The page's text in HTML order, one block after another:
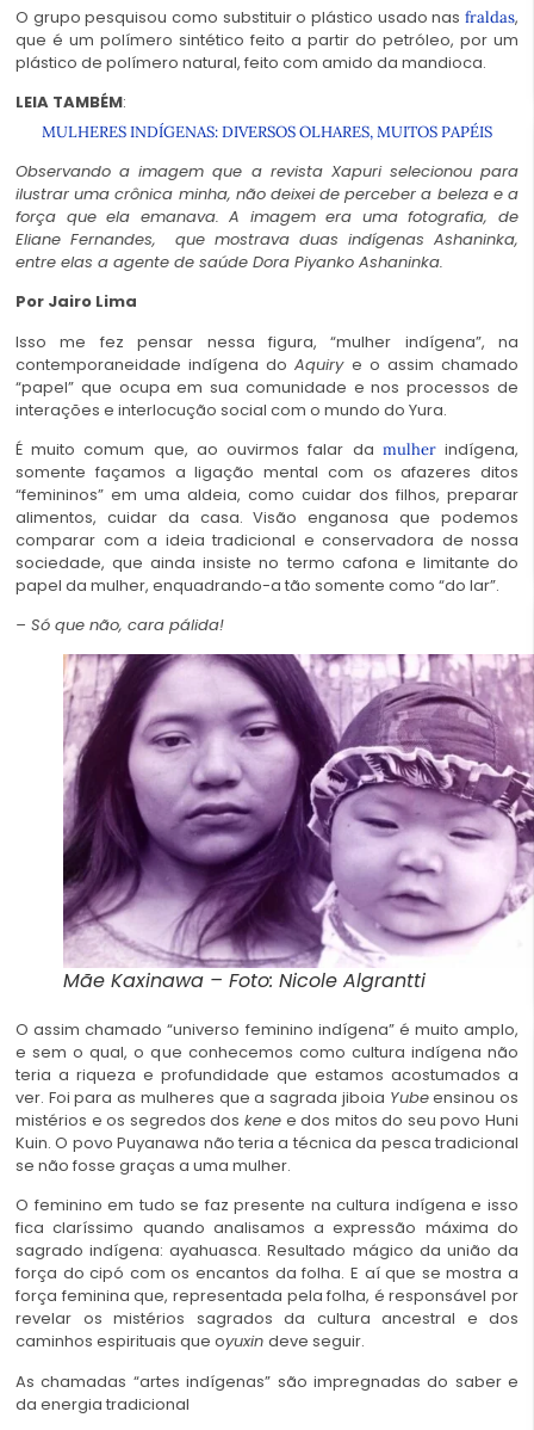
O grupo pesquisou como substituir o plástico usado nas fraldas,
que é um polímero sintético feito a partir do petróleo, por um
plástico de polímero natural, feito com amido da mandioca.
LEIA TAMBÉM:
MULHERES INDÍGENAS: DIVERSOS OLHARES, MUITOS PAPÉIS
Observando a imagem que a revista Xapuri selecionou para
ilustrar uma crônica minha, não deixei de perceber a beleza e a
força que ela emanava. A imagem era uma fotografia, de
Eliane Fernandes, que mostrava duas indígenas Ashaninka,
entre elas a agente de saúde Dora Piyanko Ashaninka.
Por Jairo Lima
Isso me fez pensar nessa figura, “mulher indígena”, na
contemporaneidade indígena doAquirye o assim chamado
“papel” que ocupa em sua comunidade e nos processos de
interações e interlocução social com o mundo do Yura.
É muito comum que, ao ouvirmos falar da mulherindígena,
somente façamos a ligação mental com os afazeres ditos
“femininos” em uma aldeia, como cuidar dos filhos, preparar
alimentos, cuidar da casa. Visão enganosa que podemos
comparar com a ideia tradicional e conservadora de nossa
sociedade, que ainda insiste no termo cafona e limitante do
papel da mulher, enquadrando-a tão somente como “do lar”.
– Só que não, cara pálida!
Mãe Kaxinawa – Foto: Nicole Algrantti
O assim chamado “universo feminino indígena” é muito amplo,
e sem o qual, o que conhecemos como cultura indígena não
teria a riqueza e profundidade que estamos acostumados a
ver. Foi para as mulheres que a sagrada jiboia Yubeensinou os
mistérios e os segredos dos kenee dos mitos do seu povo Huni
Kuin. O povo Puyanawa não teria a técnica da pesca tradicional
se não fosse graças a uma mulher.
O feminino em tudo se faz presente na cultura indígena e isso
fica claríssimo quando analisamos a expressão máxima do
sagrado indígena: ayahuasca. Resultado mágico da união da
força do cipó com os encantos da folha. E aí que se mostra a
força feminina que, representada pela folha, é responsável por
revelar os mistérios sagrados da cultura ancestral e dos
caminhos espirituais que oyuxin deve seguir.
As chamadas “artes indígenas” são impregnadas do saber e
da energia tradicional